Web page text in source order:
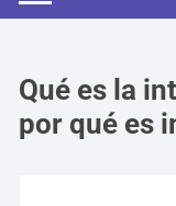
Qué es la
por qué es